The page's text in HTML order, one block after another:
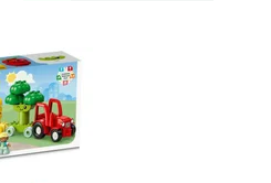
traktorem a přívěsy,